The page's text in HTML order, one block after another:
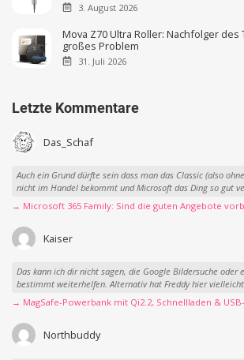
3. August 2026
Mova Z70 Ultra Roller: Nachfolger
großes Problem
31. Juli 2026
Letzte Kommentare
Das_Schaf
Auch ein Grund dürfte sein dass man das Classic (also
nicht im Handel bekommt und Microsoft das Ding so gut
→ Microsoft 365 Family: Sind die guten Angebote
Kaiser
Das kann ich dir nicht sagen, die Google Bildersuche oder
bestimmt weiterhelfen. Alternativ hat Freddy hier vielleicht
→ MagSafe-Powerbank mit Qi2.2, Schnellladen &
Northbuddy